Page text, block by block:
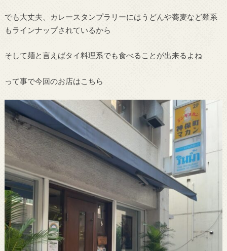
でも大丈夫、カレースタンプラリーにはうどんや蕎麦など麺系
もラインナップされているから
そして麺と言えばタイ料理系でも食べることが出来るよね
って事で今回のお店はこちら